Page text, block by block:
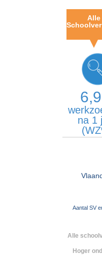
Alle
na 1
Aantal SV
Alle
Hoger